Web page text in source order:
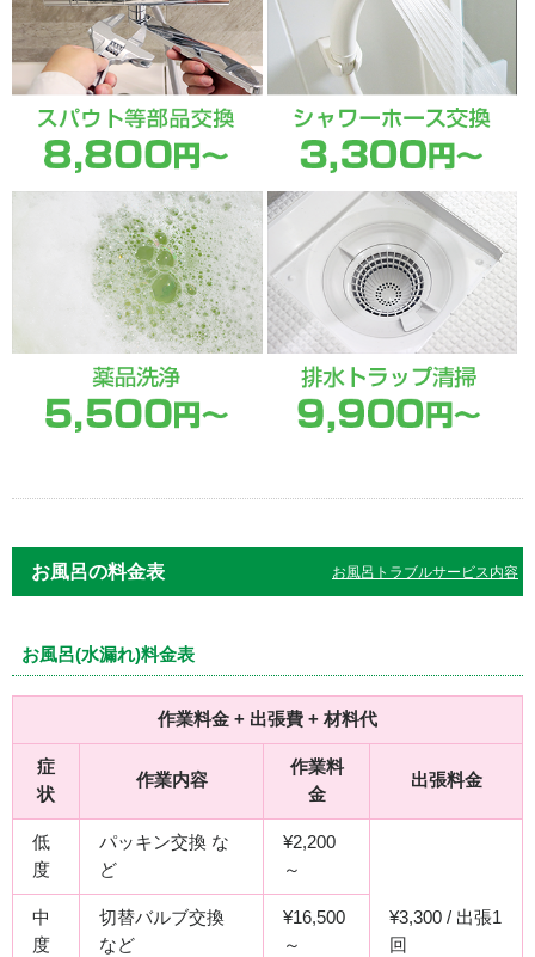
お風呂の料金表 お風呂トラブルサービス内容
お風呂(水漏れ)料金表
作業料金 + 出張費 + 材料代
症
状
作業内容
作業料
金
出張料金
低
度
パッキン交換 な
ど
¥2,200
～
¥3,300 / 出張1
回
中
度
切替バルブ交換
など
¥16,500
～